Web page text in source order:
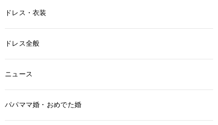
ドレス・衣装
ドレス全般
ニュース
パパママ婚・おめでた婚